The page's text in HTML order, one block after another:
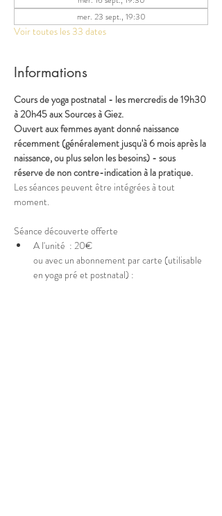
mer. 23 sept., 19:30
Voir toutes les 33 dates
Informations
Cours de yoga postnatal - les mercredis de 19h30
à 20h45 aux Sources à Giez.
Ouvert aux femmes ayant donné naissance
récemment (généralement jusqu'à 6 mois après la
naissance, ou plus selon les besoins) - sous
réserve de non contre-indication à la pratique.
Les séances peuvent être intégrées à tout
moment.
Séance découverte offerte
A l'unité  : 20€
ou avec un abonnement par carte (utilisable
en yoga pré et postnatal) :